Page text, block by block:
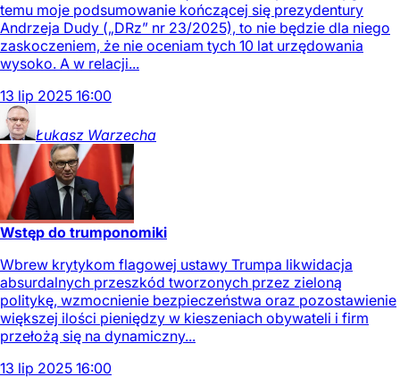
temu moje podsumowanie kończącej się prezydentury
Andrzeja Dudy („DRz” nr 23/2025), to nie będzie dla niego
zaskoczeniem, że nie oceniam tych 10 lat urzędowania
wysoko. A w relacji...
13 lip 2025 16:00
Łukasz Warzecha
Wstęp do trumponomiki
Wbrew krytykom flagowej ustawy Trumpa likwidacja
absurdalnych przeszkód tworzonych przez zieloną
politykę, wzmocnienie bezpieczeństwa oraz pozostawienie
większej ilości pieniędzy w kieszeniach obywateli i firm
przełożą się na dynamiczny...
13 lip 2025 16:00